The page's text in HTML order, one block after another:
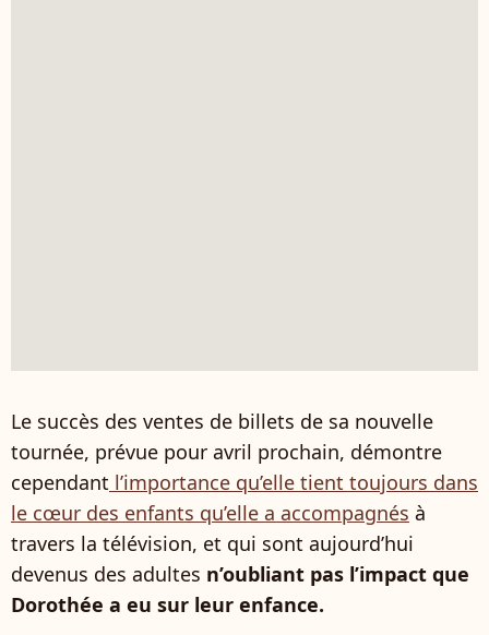
Le succès des ventes de billets de sa nouvelle
tournée, prévue pour avril prochain, démontre
cependant l’importance qu’elle tient toujours dans
le cœur des enfants qu’elle a accompagnés à
travers la télévision, et qui sont aujourd’hui
devenus des adultes n’oubliant pas l’impact que
Dorothée a eu sur leur enfance.